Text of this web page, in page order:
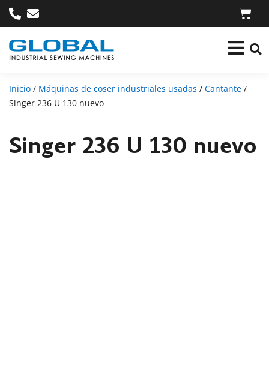
Inicio / Máquinas de coser industriales usadas / Cantante /
Singer 236 U 130 nuevo
Singer 236 U 130 nuevo